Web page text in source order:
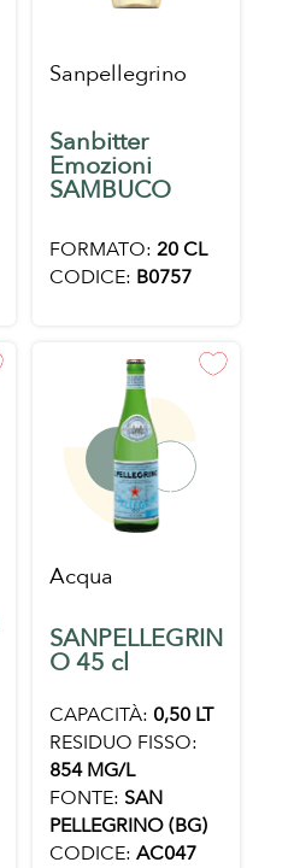
Sanpellegrino
Sanbitter
Emozioni
SAMBUCO
FORMATO: 20 CL
CODICE: B0757
Acqua
SANPELLEGRIN
O 45 cl
CAPACITÀ: 0,50 LT
RESIDUO FISSO:
854 MG/L
FONTE: SAN
PELLEGRINO (BG)
CODICE: AC047